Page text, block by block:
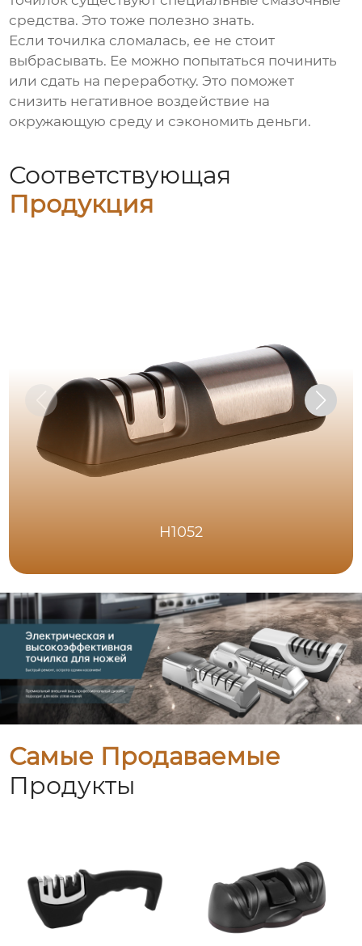
средства. Это тоже полезно знать.
Если точилка сломалась, ее не стоит
выбрасывать. Ее можно попытаться починить
или сдать на переработку. Это поможет
снизить негативное воздействие на
окружающую среду и сэкономить деньги.
Соответствующая
Продукция
H1052
Самые Продаваемые
Продукты